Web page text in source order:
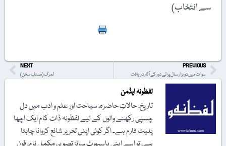
سے انتخاب)
PREVIOUS
سوات میں دو ہزار سال پرانے دور کے آثار دریافت
NEXT
لمرک (صنفِ سخن)
لفظونہ ایڈمن
تاریخ، حالاتِ حاضرہ، سیاحت اور علم و ادب میں دل
چسپی رکھنے والوں کے لیے لفظونہ ڈاٹ کام ایک اچھا
پلیٹ فارم ہے۔ اگر کوئی اپنی تحریر شائع کروانا چاہتا